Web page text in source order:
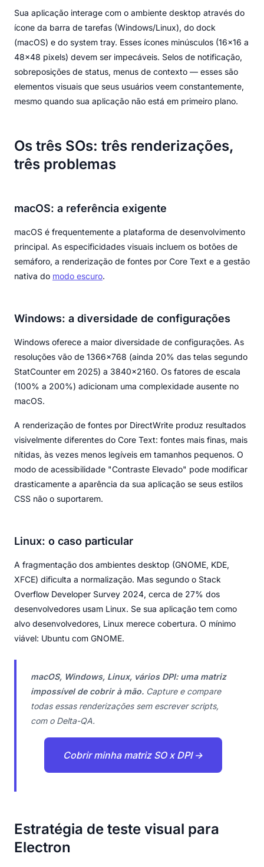
Sua aplicação interage com o ambiente desktop através do
ícone da barra de tarefas (Windows/Linux), do dock
(macOS) e do system tray. Esses ícones minúsculos (16×16 a
48×48 pixels) devem ser impecáveis. Selos de notificação,
sobreposições de status, menus de contexto — esses são
elementos visuais que seus usuários veem constantemente,
mesmo quando sua aplicação não está em primeiro plano.
Os três SOs: três renderizações,
três problemas
macOS: a referência exigente
macOS é frequentemente a plataforma de desenvolvimento
principal. As especificidades visuais incluem os botões de
semáforo, a renderização de fontes por Core Text e a gestão
nativa do modo escuro.
Windows: a diversidade de configurações
Windows oferece a maior diversidade de configurações. As
resoluções vão de 1366×768 (ainda 20% das telas segundo
StatCounter em 2025) a 3840×2160. Os fatores de escala
(100% a 200%) adicionam uma complexidade ausente no
macOS.
A renderização de fontes por DirectWrite produz resultados
visivelmente diferentes do Core Text: fontes mais finas, mais
nítidas, às vezes menos legíveis em tamanhos pequenos. O
modo de acessibilidade "Contraste Elevado" pode modificar
drasticamente a aparência da sua aplicação se seus estilos
CSS não o suportarem.
Linux: o caso particular
A fragmentação dos ambientes desktop (GNOME, KDE,
XFCE) dificulta a normalização. Mas segundo o Stack
Overflow Developer Survey 2024, cerca de 27% dos
desenvolvedores usam Linux. Se sua aplicação tem como
alvo desenvolvedores, Linux merece cobertura. O mínimo
viável: Ubuntu com GNOME.
macOS, Windows, Linux, vários DPI: uma matriz
impossível de cobrir à mão. Capture e compare
todas essas renderizações sem escrever scripts,
com o Delta-QA.
Cobrir minha matriz SO x DPI →
Estratégia de teste visual para
Electron